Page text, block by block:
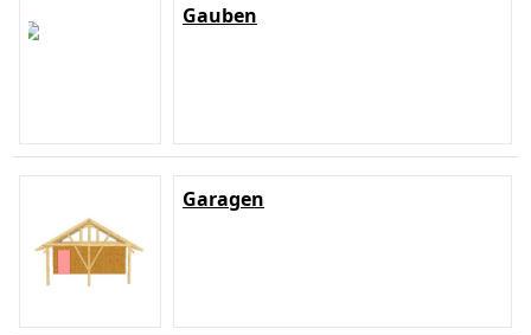
Gauben
Garagen